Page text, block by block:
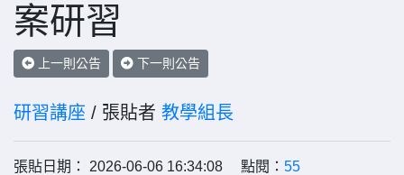
案研習
上一則公告 下一則公告
研習講座 / 張貼者 教學組長
張貼日期： 2026-06-06 16:34:08 點閱： 55